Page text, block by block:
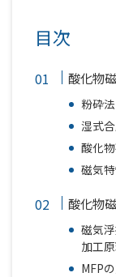
目次
酸化物
粉砕法
湿式
酸化
磁気
酸化物
磁気
加工
MFP